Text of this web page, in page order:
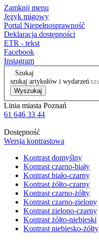
Zamknij menu
Język migowy
Portal Niepełnosprawność
Deklaracja dostępności
ETR - tekst
Facebook
Instagram
Szukaj
szukaj artykułów i wydarzeń
Wyszukaj
Linia miasta Poznań
61 646 33 44
Dostępność
Wersja kontrastowa
Kontrast domyślny
Kontrast czarno-biały
Kontrast biało-czarny
Kontrast żółto-czarny
Kontrast czarno-żółty
Kontrast czarno-zielony
Kontrast zielono-czarny
Kontrast żółto-niebieski
Kontrast niebiesko-żółty